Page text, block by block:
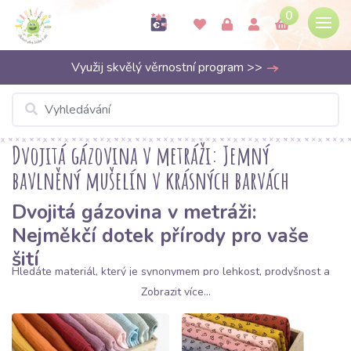
0
Využij skvělý věrnostní program >>
Dvojitá gázovina v metráži: Jemný
bavlněný mušelín v krásných barvách
Dvojitá gázovina v metráži:
Nejměkčí dotek přírody pro vaše
šití
Hledáte materiál, který je synonymem pro lehkost, prodyšnost a
Dvojitá gázovina, často nazývaná také
se o 100% bavlněnou tkaninu vyrobenou ze dvou jemných vrstev
gázy, které jsou navzájem spojeny neviditelnými stehy. Výsledkem
Zobrazit více...